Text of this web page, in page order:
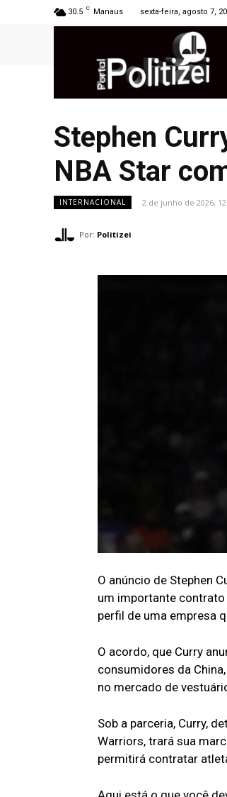
30.5 C Manaus sexta-feira, agosto 7,
Stephen
NBA Star
INTERNACIONAL 2 de junho de 2026,
Por: Politizei
O anúncio de Stephen
um importante contrato
perfil de uma empresa
O acordo, que Curry
consumidores da
no mercado de
Sob a parceria, Curry,
Warriors, trará sua
permitirá contratar